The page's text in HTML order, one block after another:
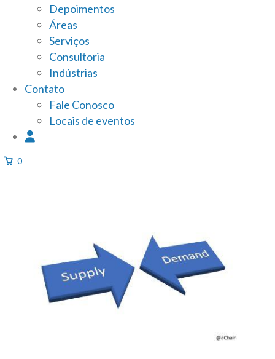
Depoimentos
Áreas
Serviços
Consultoria
Indústrias
Contato
Fale Conosco
Locais de eventos
0